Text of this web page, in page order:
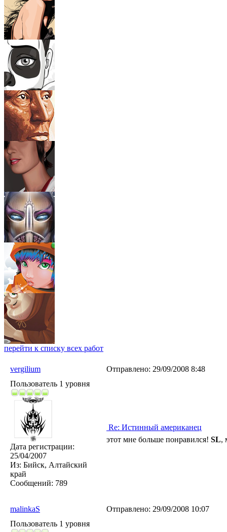
перейти к списку всех работ
vergilium Отправлено: 29/09/2008 8:48
Пользователь 1 уровня
Дата регистрации:
25/04/2007
Из: Бийск, Алтайский
край
Сообщений: 789
Re: Истинный американец
этот мне больше понравился! SL,
malinkaS Отправлено: 29/09/2008 10:07
Пользователь 1 уровня